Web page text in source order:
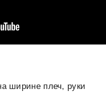
ширине плеч, руки